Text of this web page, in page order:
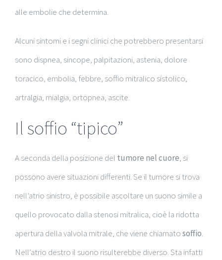
alle embolie che determina.
Alcuni sintomi e i segni clinici che potrebbero presentarsi
sono dispnea, sincope, palpitazioni, astenia, dolore
toracico, embolia, febbre, soffio mitralico sistolico,
artralgia, mialgia, ortopnea, ascite.
Il soffio “tipico”
A seconda della posizione del tumore nel cuore, si
possono avere situazioni differenti. Se il tumore si trova
nell’atrio sinistro, è possibile ascoltare un suono simile a
quello provocato dalla stenosi mitralica, cioè la ridotta
apertura della valvola mitrale, che viene chiamatosoffio.
Nell’atrio destro il suono risulterebbe diverso. Sta infatti